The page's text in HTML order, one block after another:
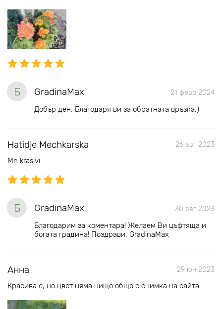
Б GradinaMax 21 февр 2024
Добър ден. Благодаря ви за обратната връзка:)
Hatidje Mechkarska 26 авг 2023
Mn krasivi
Б GradinaMax 30 авг 2023
Благодарим за коментара! Желаем Ви цъфтяща и
богата градина! Поздрави, GradinaMax
Анна 29 юн 2023
Красива е, но цвет няма нищо общо с снимка на сайта